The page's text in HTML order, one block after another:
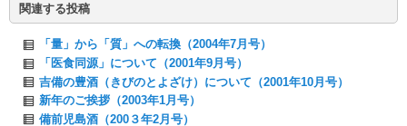
関連する投稿
「量」から「質」への転換（2004年7月号）
「医食同源」について（2001年9月号）
吉備の豊酒（きびのとよざけ）について（2001年10月号）
新年のご挨拶（2003年1月号）
備前児島酒（200３年2月号）